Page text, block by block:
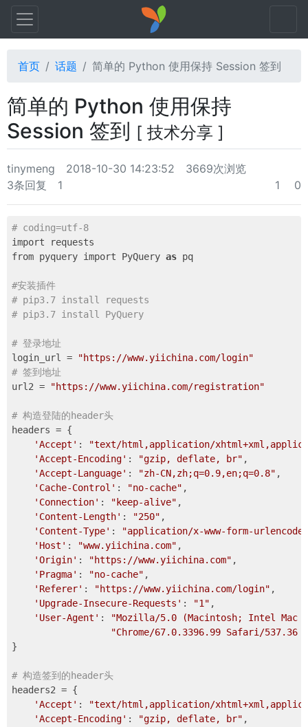
首页 话题 简单的 Python 使用保持 Session 签到
简单的 Python 使用保持
Session 签到 [ 技术分享 ]
tinymeng 2018-10-30 14:23:52
3669次浏览
3条回复
1 1 0
# coding=utf-8
import requests
from pyquery import PyQuery as pq
#安装插件
# pip3.7 install requests
# pip3.7 install PyQuery
# 登录地址
login_url =
"https://www.yiichina.com/login"
# 签到地址
url2 =
"https://www.yiichina.com/registration"
# 构造登陆的header头
headers = {
'Accept' :
"text/html,application/
'Accept-Encoding' : "gzip, deflate, br" ,
'Accept-Language' : "zh-CN,zh;q=0.9,en;q=0.8" ,
'Cache-Control' : "no-cache" ,
'Connection' : "keep-alive" ,
'Content-Length' : "250" ,
'Content-Type' :
"application/x-www-form-
'Host' : "www.yiichina.com" ,
'Origin' : "https://www.yiichina.com" ,
'Pragma' : "no-cache" ,
'Referer' : "https://www.yiichina.com/login" ,
'Upgrade-Insecure-Requests' : "1" ,
'User-Agent' :
"Mozilla/5.0 (Macintosh; Intel Mac
"Chrome/67.0.3396.99 Safari/537.36 "
}
# 构造签到的header头
headers2 = {
'Accept' :
"text/html,application/
'Accept-Encoding' : "gzip, deflate, br" ,